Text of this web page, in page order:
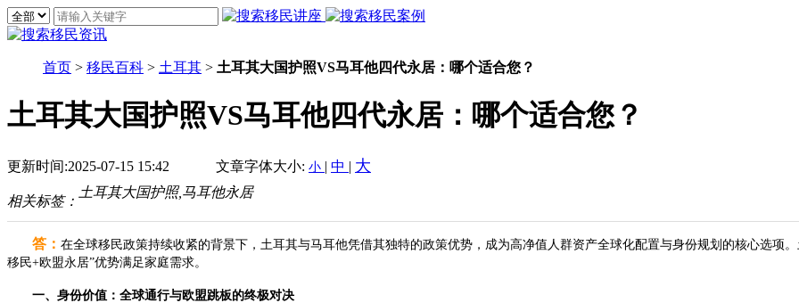
首页 > 移民百科 > 土耳其 > 土耳其大国护照VS马耳他四代永居：哪个适合您？
土耳其大国护照VS马耳他四代永居：哪个适合您？
更新时间:2025-07-15 15:42 文章字体大小: 小 | 中 | 大
相关标签：
土耳其大国护照,马耳他永居
答： 在全球移民政策持续收紧的背景下，土耳其与马耳他凭借其独特的政策优势，成为高净值人群资产全球化配置与身份规划的核心选项
移民+欧盟永居”优势满足家庭需求。
一、身份价值：全球通行与欧盟跳板的终极对决